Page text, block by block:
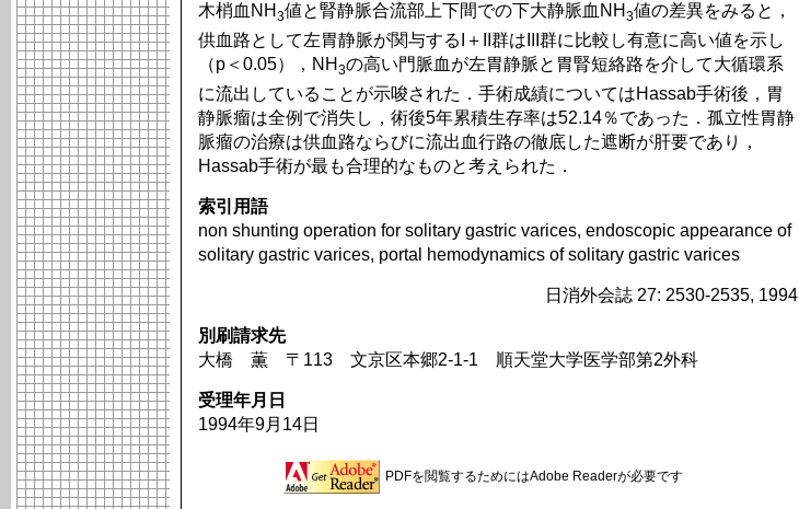
木梢血NH 3値と腎静脈合流部上下間での下大静脈血NH 3値の差異をみると，
供血路として左胃静脈が関与するI＋II群はIII群に比較し有意に高い値を示し
（p＜0.05），NH 3の高い門脈血が左胃静脈と胃腎短絡路を介して大循環系
に流出していることが示唆された．手術成績についてはHassab手術後，胃
静脈瘤は全例で消失し，術後5年累積生存率は52.14％であった．孤立性胃静
脈瘤の治療は供血路ならびに流出血行路の徹底した遮断が肝要であり，
Hassab手術が最も合理的なものと考えられた．
索引用語
non shunting operation for solitary gastric varices, endoscopic appearance of
solitary gastric varices, portal hemodynamics of solitary gastric varices
日消外会誌 27: 2530-2535, 1994
別刷請求先
大橋 薫 〒113 文京区本郷2-1-1 順天堂大学医学部第2外科
受理年月日
1994年9月14日
PDFを閲覧するためにはAdobe Readerが必要です